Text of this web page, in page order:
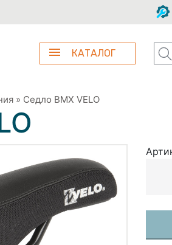
КАТАЛОГ
» Седло BMX VELO